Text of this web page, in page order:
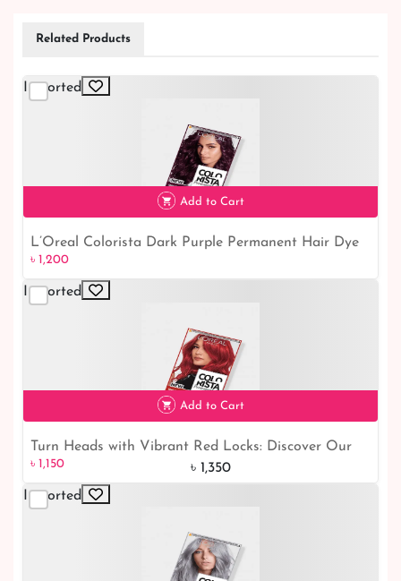
Related Products
Imported
৳ 1,200
Add to Cart
L’Oreal Colorista Dark Purple Permanent Hair Dye
Gel
৳ 1,200
Imported
৳ 1,150 15% off
Add to Cart
Turn Heads with Vibrant Red Locks: Discover Our
Long-Lasting Gel Hair Dye
৳ 1,150
৳ 1,350
Imported